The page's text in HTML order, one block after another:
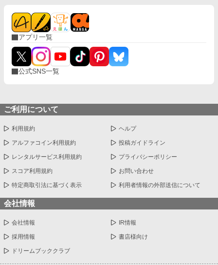
アプリ一覧
公式SNS一覧
ご利用について
利用規約 ヘルプ
アルファコイン利用規約 投稿ガイドライン
レンタルサービス利用規約 プライバシーポリシー
スコア利用規約 お問い合わせ
特定商取引法に基づく表示 利用者情報の外部送信について
会社情報
会社情報 IR情報
採用情報 書店様向け
ドリームブッククラブ